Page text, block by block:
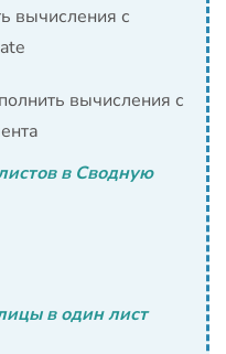
вычисления с
вычисления с
в Сводную
в один лист